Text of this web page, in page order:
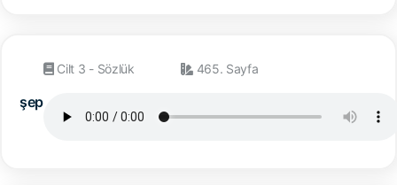
şep
Cilt 3 - Sözlük 465. Sayfa